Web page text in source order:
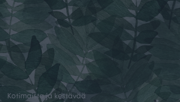
Kotimaista ja kestävää